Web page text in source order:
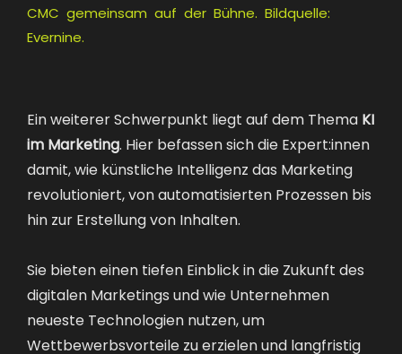
CMC gemeinsam auf der Bühne. Bildquelle:
Evernine.
Ein weiterer Schwerpunkt liegt auf dem Thema KI
im Marketing . Hier befassen sich die Expert:innen
damit, wie künstliche Intelligenz das Marketing
revolutioniert, von automatisierten Prozessen bis
hin zur Erstellung von Inhalten.
Sie bieten einen tiefen Einblick in die Zukunft des
digitalen Marketings und wie Unternehmen
neueste Technologien nutzen, um
Wettbewerbsvorteile zu erzielen und langfristig